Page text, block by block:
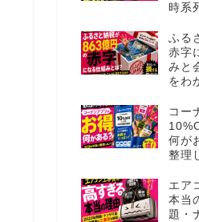
時系
ふる
赤字
みと
をわ
コー
何が
整理
エア
本当
題・